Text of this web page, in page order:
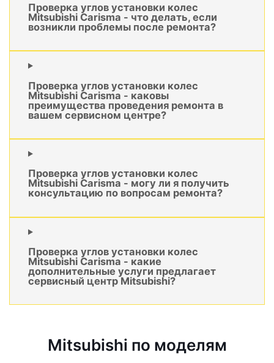
Проверка углов установки колес
Mitsubishi Carisma - что делать, если
возникли проблемы после ремонта?
Проверка углов установки колес
Mitsubishi Carisma - каковы
преимущества проведения ремонта в
вашем сервисном центре?
Проверка углов установки колес
Mitsubishi Carisma - могу ли я получить
консультацию по вопросам ремонта?
Проверка углов установки колес
Mitsubishi Carisma - какие
дополнительные услуги предлагает
сервисный центр Mitsubishi?
Mitsubishi по моделям